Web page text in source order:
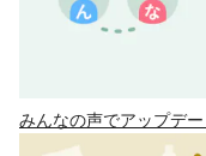
みんなの声でアップデ